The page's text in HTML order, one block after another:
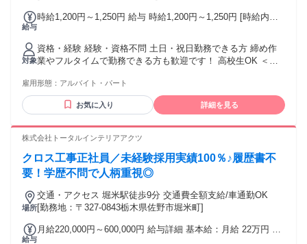
給与
時給1,200円～1,250円 給与 時給1,200円～1,250円 [時給内訳]
は勤務条件等による ※研修期間3～6ヶ月（-50円）
対象
資格・経験 経験・資格不問 土日・祝日勤務できる方 締め作
業やフルタイムで勤務できる方も歓迎です！ 高校生OK ＜こ
楽しく仕事をされたい方 ・人と接することが好きな方 ・バイ
トデビューやブランクがある方 ・ハローワーク等でお仕事を
探されている方 ・Godivaやチョコレートが好きな方
雇用形態： アルバイト・パート
お気に入り 詳細を見る
株式会社トータルインテリアアクツ
クロス工事正社員／未経験採用実績100％♪履歴書不
要！学歴不問で人柄重視◎
場所
交通・アクセス 堀米駅徒歩9分 交通費全額支給/車通勤OK
[勤務地：〒327-0843栃木県佐野市堀米町]
給与
月給220,000円～600,000円 給与詳細 基本給：月給 22万円 〜